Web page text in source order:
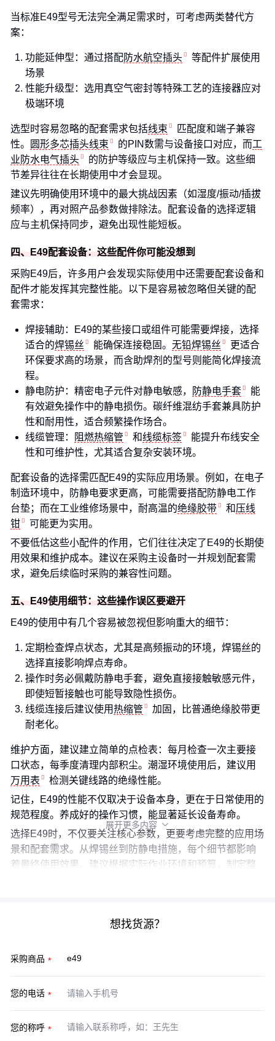
当标准E49型号无法完全满足需求时，可考虑两类替代方
案：
功能延伸型：通过搭配防水航空插头
等配件扩展使用
场景
性能升级型：选用真空气密封等特殊工艺的连接器应对
极端环境
选型时容易忽略的配套需求包括线束
匹配度和端子兼容
性。
圆形多芯插头线束 的PIN数需与设备接口对应，而工
业防水电气插头
的防护等级应与主机保持一致。这些细
节差异往往在长期使用中才会显现。
建议先明确使用环境中的最大挑战因素（如湿度/振动/插拔
频率），再对照产品参数做排除法。配套设备的选择逻辑
应与主机保持同步，避免出现性能短板。
四、E49配套设备：这些配件你可能没想到
采购E49后，许多用户会发现实际使用中还需要配套设备和
配件才能发挥其完整性能。以下是容易被忽略但关键的配
套需求：
焊接辅助：E49的某些接口或组件可能需要焊接，选择
适合的焊锡丝 能确保连接稳固。 无铅焊锡丝
更适合
环保要求高的场景，而含助焊剂的型号则能简化焊接流
程。
静电防护：精密电子元件对静电敏感，
防静电手套
能
有效避免操作中的静电损伤。碳纤维混纺手套兼具防护
性和耐用性，适合频繁操作场合。
线缆管理：
阻燃热缩管 和线缆标签
能提升布线安全
性和可维护性，尤其适合复杂安装环境。
配套设备的选择需匹配E49的实际应用场景。例如，在电子
制造环境中，防静电要求更高，可能需要搭配防静电工作
台垫；而在工业维修场景中，耐高温的绝缘胶带 和压线
钳
可能更为实用。
不要低估这些小配件的作用，它们往往决定了E49的长期使
用效果和维护成本。建议在采购主设备时一并规划配套需
求，避免后续临时采购的兼容性问题。
五、E49使用细节：这些操作误区要避开
E49的使用中有几个容易被忽视但影响重大的细节：
定期检查焊点状态，尤其是高频振动的环境，焊锡丝的
选择直接影响焊点寿命。
操作时务必佩戴防静电手套，避免直接接触敏感元件，
即使短暂接触也可能导致隐性损伤。
线缆连接后建议使用热缩管
加固，比普通绝缘胶带更
耐老化。
维护方面，建议建立简单的点检表：每月检查一次主要接
口状态，每季度清理内部积尘。潮湿环境使用后，建议用
万用表
检测关键线路的绝缘性能。
记住，E49的性能不仅取决于设备本身，更在于日常使用的
规范程度。养成好的操作习惯，能显著延长设备寿命。
选择E49时，不仅要关注核心参数，更要考虑完整的应用场
景和配套需求。从焊锡丝到防静电措施，每个细节都影响
着最终使用效果。建议根据实际作业环境和预算，制定整
展开更多内容 
想找货源？
采购商品
您的电话
您的称呼